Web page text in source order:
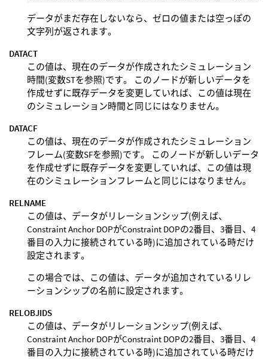
データがまだ存在しないなら、ゼロの値または空っぽの
文字列が返されます。
DATACT
この値は、現在のデータが作成されたシミュレーション
時間(変数STを参照)です。 このノードが新しいデータを
作成せずに既存データを変更していれば、この値は現在
のシミュレーション時間と同じにはなりません。
DATACF
この値は、現在のデータが作成されたシミュレーション
フレーム(変数SFを参照)です。 このノードが新しいデータ
を作成せずに既存データを変更していれば、この値は現
在のシミュレーションフレームと同じにはなりません。
RELNAME
この値は、データがリレーションシップ(例えば、
Constraint Anchor DOPがConstraint DOPの2番目、3番目、4
番目の入力に接続されている時)に追加されている時だけ
設定されます。
この場合では、この値は、データが追加されているリレ
ーションシップの名前に設定されます。
RELOBJIDS
この値は、データがリレーションシップ(例えば、
Constraint Anchor DOPがConstraint DOPの2番目、3番目、4
番目の入力に接続されている時)に追加されている時だけ